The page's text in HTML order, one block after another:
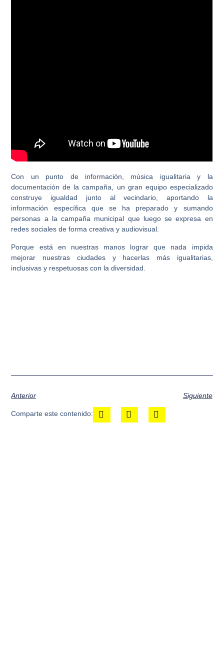
Con un punto de información, música igualitaria y la
documentación de la campaña, un gran equipo especializado
construye igualdad junto al vecindario, aportando la
información específica que se ha preparado y sumando
personas a la campaña municipal que luego se expresa en
redes sociales de forma creativa y audiovisual.
Porque está en nuestras manos lograr que nada impida
mejorar nuestras ciudades y hacerlas más igualitarias,
inclusivas y respetuosas con la diversidad.
Anterior Siguiente
Comparte este contenido: